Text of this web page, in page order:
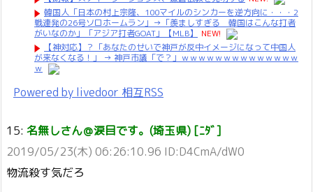
韓国人「日本の村上宗隆、100マイルのシンカーを逆方向に・・・2
戦連発の26号ソロホームラン」→「羨ましすぎる 韓国はこんな打者
がいなのか」「アジア打者GOAT」【MLB】
NEW!
【神対応】？「あなたのせいで神戸が反中イメージになって中国人
が来なくなる！」 → 神戸市議「で？」ｗｗｗｗｗｗｗｗｗｗｗｗｗｗ
ｗ
Powered by livedoor 相互RSS
15: 名無しさん＠涙目です。(埼玉県) [ﾆﾀﾞ]
2019/05/23(木) 06:26:10.96 ID:D4CmA/dW0
物流殺す気だろ